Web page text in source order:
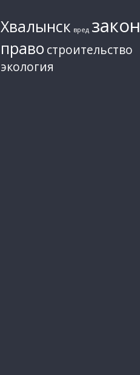
Хвалынск вред закон
право строительство
экология